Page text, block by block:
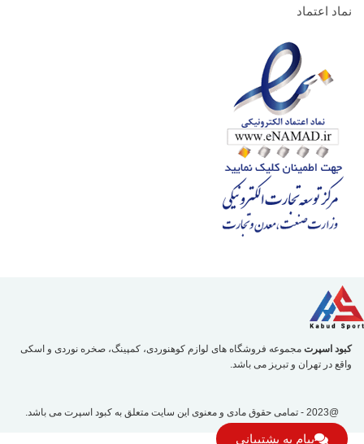
نماد اعتماد
کبود اسپرت مجموعه فروشگاه های لوازم کوهنوردی، کمپینگ، صخره نوردی و اسکی
واقع در تهران و تبریز می باشد.
@2023 - تمامی حقوق مادی و معنوی این سایت متعلق به کبود اسپرت می باشد.
پیام به پشتیبانی